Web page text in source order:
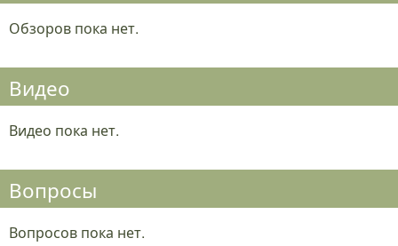
Обзоров пока нет.
Видео
Видео пока нет.
Вопросы
Вопросов пока нет.